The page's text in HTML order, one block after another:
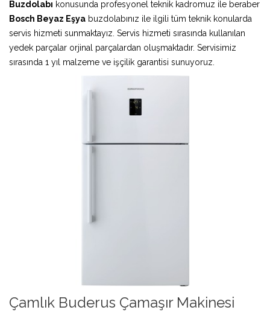
Buzdolabı konusunda profesyonel teknik kadromuz ile beraber
Bosch Beyaz Eşya buzdolabınız ile ilgili tüm teknik konularda
servis hizmeti sunmaktayız. Servis hizmeti sırasında kullanılan
yedek parçalar orjinal parçalardan oluşmaktadır. Servisimiz
sırasında 1 yıl malzeme ve işçilik garantisi sunuyoruz.
Çamlık Buderus Çamaşır Makinesi